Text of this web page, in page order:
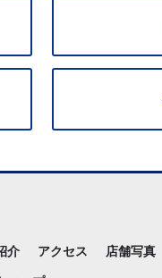
介 アクセス 店舗写真